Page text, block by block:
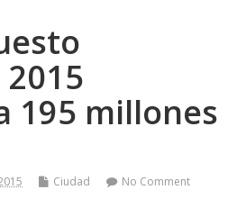
195 millones
Ciudad No Comment